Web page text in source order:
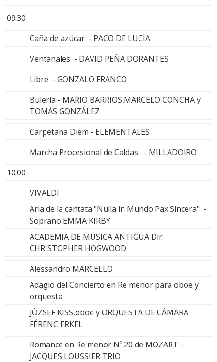
09.30
Caña de azúcar - PACO DE LUCÍA
Ventanales - DAVID PEÑA DORANTES
Libre - GONZALO FRANCO
Bulería - MARIO BARRIOS,MARCELO CONCHA y
TOMÁS GONZÁLEZ
Carpetana Diem - ELEMENTALES
Marcha Procesional de Caldas - MILLADOIRO
10.00
VIVALDI
Aria de la cantata "Nulla in Mundo Pax Sincera" -
Soprano EMMA KIRBY
ACADEMIA DE MÚSICA ANTIGUA Dir:
CHRISTOPHER HOGWOOD
Alessandro MARCELLO
Adagio del Concierto en Re menor para oboe y
orquesta
JÒZSEF KISS,oboe y ORQUESTA DE CÁMARA
FÉRENC ERKEL
Romance en Re menor Nº 20 de MOZART -
JACQUES LOUSSIER TRIO